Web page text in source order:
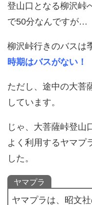
登山口となる柳沢峠
で50分なんですが…
柳沢峠行きのバスは
時期はバスがない！
ただし、途中の大菩
しています。
じゃ、大菩薩峠登山
よく利用するヤマプ
した。
ヤマプラ
ヤマプラは、昭文